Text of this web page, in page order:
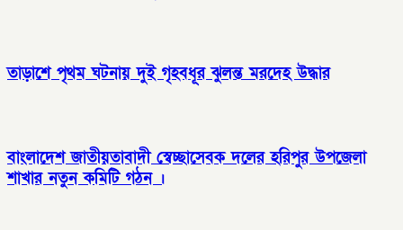
তাড়াশে পৃথম ঘটনায় দুই গৃহবধূর ঝুলন্ত মরদেহ উদ্ধার
বাংলাদেশ জাতীয়তাবাদী স্বেচ্ছাসেবক দলের হরিপুর উপজেলা
শাখার নতুন কমিটি গঠন ।